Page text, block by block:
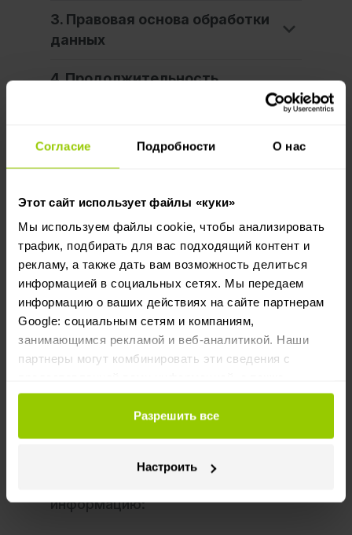
Согласие Подробности О нас
Этот сайт использует файлы «куки»
Мы используем файлы cookie, чтобы анализировать
трафик, подбирать для вас подходящий контент и
рекламу, а также дать вам возможность делиться
информацией в социальных сетях. Мы передаем
информацию о ваших действиях на сайте партнерам
Google: социальным сетям и компаниям,
занимающимся рекламой и веб-аналитикой. Наши
партнеры могут комбинировать эти сведения с
данными, которые они получили при использовании
Разрешить все
Настроить
3. Правовая основа обработки
данных
4. Продолжительность
обработки и хранение данных
персональные данные
6. Ваши права
7. Изменения политики
конфиденциальности
8. Контактная информация
Если у Вас возникли вопросы по
настоящей политике
конфиденциальности или нашем
права в отношении Ваших
персональных данных, пожалуйста,
свяжитесь с нами используя
информацию: